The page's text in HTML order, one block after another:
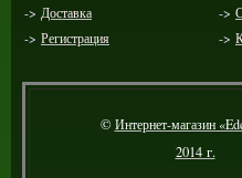
-> Доставка ->
-> Регистрация ->
©Интернет-магазин
2014 г.